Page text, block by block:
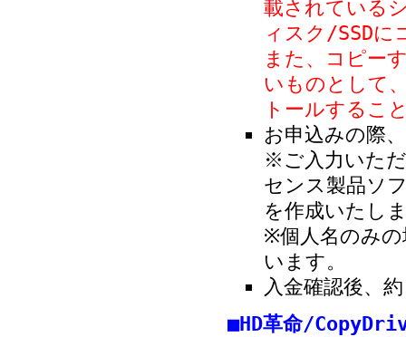
載されている
ィスク/SSDに
また、コピー
いものとして
トールするこ
お申込みの際
※ご入力いた
センス製品ソ
を作成いたし
※個人名のみ
います。
入金確認後、
■HD革命/